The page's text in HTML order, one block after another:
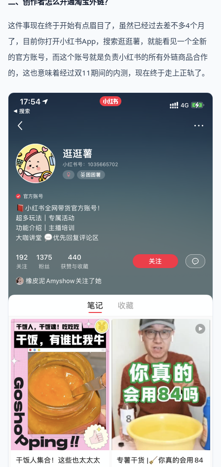
这件事现在终于开始有点眉目了，虽然已经过去差不多4个月
了，目前你打开小红书App，搜索逛逛薯，就能看见一个全新
的官方账号，而这个账号就是负责小红书的所有外链商品合作
的，这也意味着经过双11期间的内测，现在终于走上正轨了。